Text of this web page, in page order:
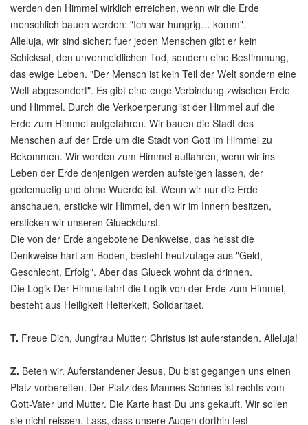
werden den Himmel wirklich erreichen, wenn wir die Erde
menschlich bauen werden: "Ich war hungrig… komm".
Alleluja, wir sind sicher: fuer jeden Menschen gibt er kein
Schicksal, den unvermeidlichen Tod, sondern eine Bestimmung,
das ewige Leben. "Der Mensch ist kein Teil der Welt sondern eine
Welt abgesondert". Es gibt eine enge Verbindung zwischen Erde
und Himmel. Durch die Verkoerperung ist der Himmel auf die
Erde zum Himmel aufgefahren. Wir bauen die Stadt des
Menschen auf der Erde um die Stadt von Gott im Himmel zu
Bekommen. Wir werden zum Himmel auffahren, wenn wir ins
Leben der Erde denjenigen werden aufsteigen lassen, der
gedemuetig und ohne Wuerde ist. Wenn wir nur die Erde
anschauen, ersticke wir Himmel, den wir im Innern besitzen,
ersticken wir unseren Glueckdurst.
Die von der Erde angebotene Denkweise, das heisst die
Denkweise hart am Boden, besteht heutzutage aus "Geld,
Geschlecht, Erfolg". Aber das Glueck wohnt da drinnen.
Die Logik Der Himmelfahrt die Logik von der Erde zum Himmel,
besteht aus Heiligkeit Heiterkeit, Solidaritaet.
T. Freue Dich, Jungfrau Mutter: Christus ist auferstanden. Alleluja!
Z. Beten wir. Auferstandener Jesus, Du bist gegangen uns einen
Platz vorbereiten. Der Platz des Mannes Sohnes ist rechts vom
Gott-Vater und Mutter. Die Karte hast Du uns gekauft. Wir sollen
sie nicht reissen. Lass, dass unsere Augen dorthin fest